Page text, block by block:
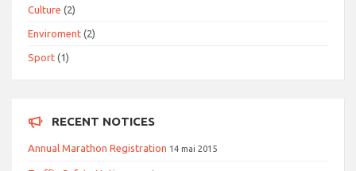
Culture (2)
Enviroment (2)
Sport (1)
RECENT NOTICES
Annual Marathon Registration 14 mai 2015